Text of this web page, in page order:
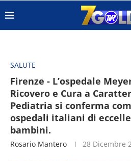
SALUTE
Firenze - L’ospedale
Ricovero e Cura a
Pediatria si conferma
ospedali italiani di
bambini.
Rosario Mantero 28 Dicembre